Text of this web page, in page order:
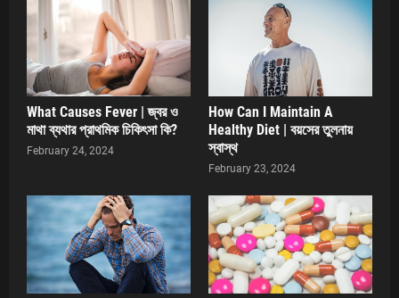
What Causes Fever | জ্বর ও
মাথা ব্যথার প্রাথমিক চিকিৎসা কি?
February 24, 2024
How Can I Maintain A
Healthy Diet | বয়সের তুলনায়
স্বাস্থ
February 23, 2024